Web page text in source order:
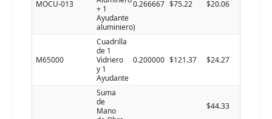
MOCU-013
+ 1
Ayudante
aluminiero)
0.266667 $75.22 $20.06
M65000
Cuadrilla
de 1
Vidriero
y 1
Ayudante
0.200000 $121.37 $24.27
Suma
de
Mano
$44.33